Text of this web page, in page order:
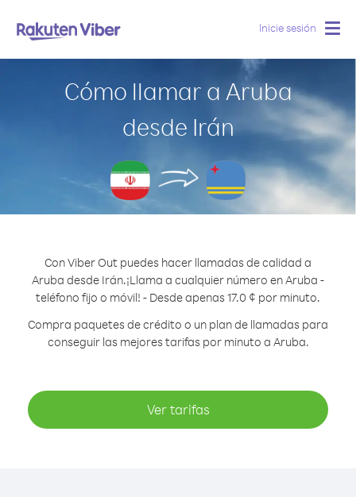
Inicie sesión
Cómo llamar a Aruba
desde Irán
Con Viber Out puedes hacer llamadas de calidad a
Aruba desde Irán.¡Llama a cualquier número en Aruba -
teléfono fijo o móvil! - Desde apenas 17.0 ¢ por minuto.
Compra paquetes de crédito o un plan de llamadas para
conseguir las mejores tarifas por minuto a Aruba.
Ver tarifas